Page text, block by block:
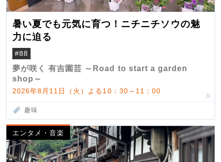
暑い夏でも元気に育つ！ニチニチソウの魅
力に迫る
#88
夢が咲く 有吉園芸 ～Road to start a garden
shop～
2026年8月11日（火）よる10：30～11：00
趣味
エンタメ・音楽